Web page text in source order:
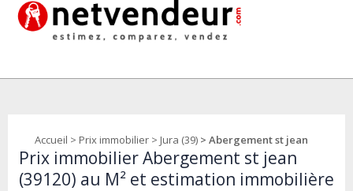
Accueil > Prix immobilier > Jura (39) > Abergement st jean
Prix immobilier Abergement st jean
(39120) au M² et estimation immobilière